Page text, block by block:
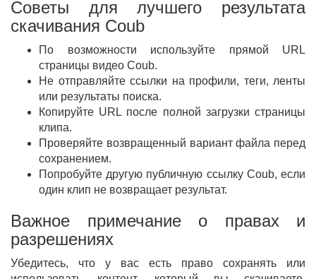
Советы для лучшего результата
скачивания Coub
По возможности используйте прямой URL
страницы видео Coub.
Не отправляйте ссылки на профили, теги, ленты
или результаты поиска.
Копируйте URL после полной загрузки страницы
клипа.
Проверяйте возвращенный вариант файла перед
сохранением.
Попробуйте другую публичную ссылку Coub, если
один клип не возвращает результат.
Важное примечание о правах и
разрешениях
Убедитесь, что у вас есть право сохранять или